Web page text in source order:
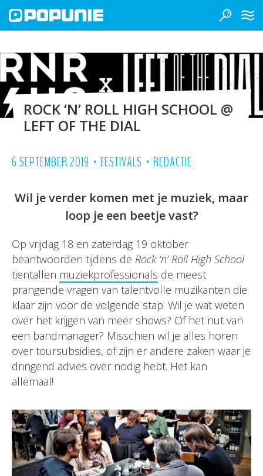
ROCK ‘N’ ROLL HIGH SCHOOL @
LEFT OF THE DIAL
6 SEPTEMBER 2019 • FESTIVALS • REDACTIE
Wil je verder komen met je muziek, maar
loop je een beetje vast?
Op vrijdag 18 en zaterdag 19 oktober
beantwoorden tijdens de Rock ‘n’ Roll High School
tientallen muziekprofessionals de meest
prangende vragen van talentvolle muzikanten die
klaar zijn voor de volgende stap. Wil je wat weten
over het krijgen van meer shows? Of het nut van
een bandmanager? Misschien wil je alles horen
over toursubsidies, of zijn er andere zaken waar je
dringend advies over nodig hebt. Het kan
allemaal!